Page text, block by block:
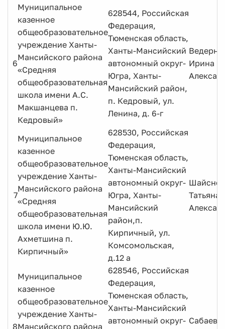
6
Муниципальное
казенное
общеобразовательное
учреждение Ханты-
Мансийского района
«Средняя
общеобразовательная
школа имени А.С.
Макшанцева п.
Кедровый»
628544, Российская
Федерация,
Тюменская область,
Ханты-Мансийский
автономный округ-
Югра, Ханты-
Мансийский район,
п. Кедровый, ул.
Ленина, д. 6-г
Ирина
7
Муниципальное
казенное
общеобразовательное
учреждение Ханты-
Мансийского района
«Средняя
общеобразовательная
школа имени Ю.Ю.
Ахметшина п.
Кирпичный»
628530, Российская
Федерация,
Тюменская область,
Ханты-Мансийский
автономный округ-
Югра, Ханты-
Мансийский
район,п.
Кирпичный, ул.
Комсомольская,
д.12 а
Шайснер
Татьяна
8
Муниципальное
казенное
общеобразовательное
учреждение Ханты-
Мансийского района
628546, Российская
Федерация,
Тюменская область,
Ханты-Мансийский
автономный округ- Сабаева